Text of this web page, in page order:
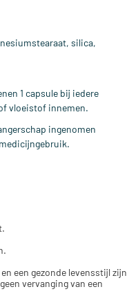
silica,
1 capsule bij iedere
vloeistof innemen.
ingenomen
een gezonde levensstijl zijn
vervanging van een